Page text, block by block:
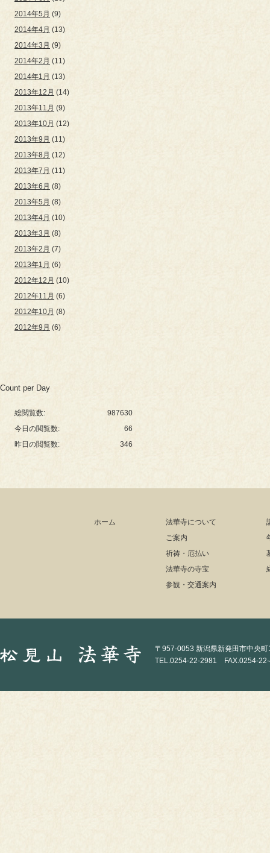
2014年5月 (9)
2014年4月 (13)
2014年3月 (9)
2014年2月 (11)
2014年1月 (13)
2013年12月 (14)
2013年11月 (9)
2013年10月 (12)
2013年9月 (11)
2013年8月 (12)
2013年7月 (11)
2013年6月 (8)
2013年5月 (8)
2013年4月 (10)
2013年3月 (8)
2013年2月 (7)
2013年1月 (6)
2012年12月 (10)
2012年11月 (6)
2012年10月 (8)
2012年9月 (6)
Count per Day
987630
総閲覧数:
66
今日の閲覧数:
346
昨日の閲覧数:
ホーム
法華寺について
ご案内
祈祷・厄払い
法華寺の寺宝
参観・交通案内
〒957-0053 新潟県新発田市中央
TEL.0254-22-2981 FAX.0254-